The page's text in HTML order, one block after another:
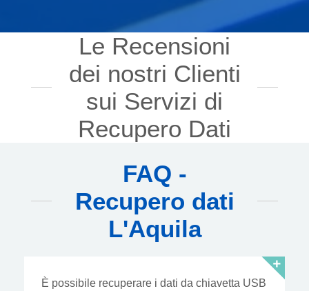
Le Recensioni
dei nostri Clienti
sui Servizi di
Recupero Dati
FAQ -
Recupero dati
L'Aquila
È possibile recuperare i dati da chiavetta USB